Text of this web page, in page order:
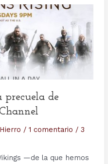
precuela de
/ 1 comentario / 3
—de la que hemos